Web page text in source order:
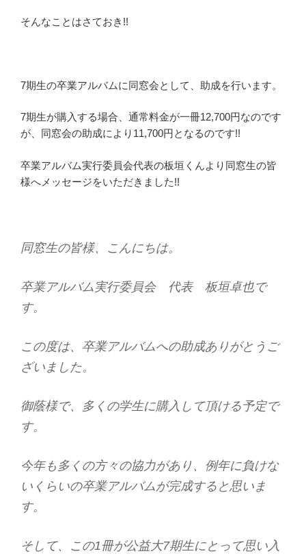
そんなことはさておき!!
7期生の卒業アルバムに同窓会として、助成を行います。
7期生が購入する場合、通常料金が一冊12,700円なのです
が、同窓会の助成により11,700円となるのです!!
卒業アルバム実行委員会代表の板垣くんより同窓生の皆
様へメッセージをいただきました!!
同窓生の皆様、こんにちは。
卒業アルバム実行委員会 代表 板垣卓也で
す。
この度は、卒業アルバムへの助成ありがとうご
ざいました。
御蔭様で、多くの学生に購入して頂ける予定で
す。
今年も多くの方々の協力があり、例年に負けな
いくらいの卒業アルバムが完成すると思いま
す。
そして、この1冊が公益大7期生にとって思い入